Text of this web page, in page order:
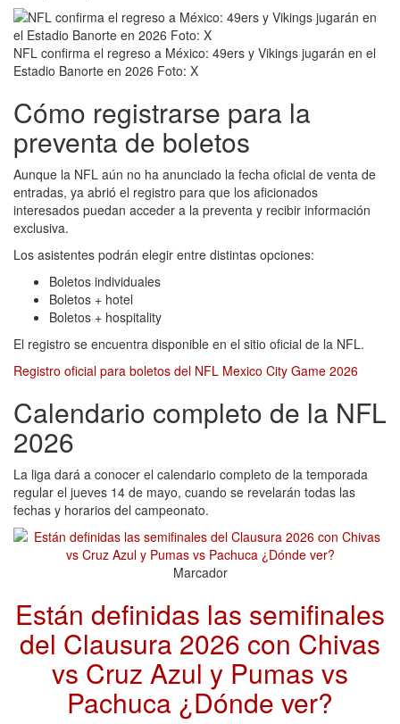
NFL confirma el regreso a México: 49ers y Vikings jugarán en el
Estadio Banorte en 2026 Foto: X
Cómo registrarse para la
preventa de boletos
Aunque la NFL aún no ha anunciado la fecha oficial de venta de
entradas, ya abrió el registro para que los aficionados
interesados puedan acceder a la preventa y recibir información
exclusiva.
Los asistentes podrán elegir entre distintas opciones:
Boletos individuales
Boletos + hotel
Boletos + hospitality
El registro se encuentra disponible en el sitio oficial de la NFL.
Registro oficial para boletos del NFL Mexico City Game 2026
Calendario completo de la NFL
2026
La liga dará a conocer el calendario completo de la temporada
regular el jueves 14 de mayo, cuando se revelarán todas las
fechas y horarios del campeonato.
Marcador
Están definidas las semifinales
del Clausura 2026 con Chivas
vs Cruz Azul y Pumas vs
Pachuca ¿Dónde ver?